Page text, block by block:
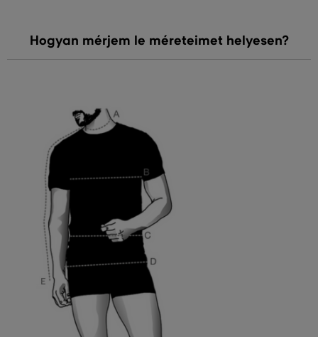
Hogyan mérjem le méreteimet helyesen?